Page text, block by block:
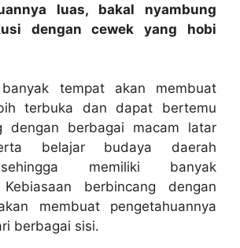
luas, bakal nyambung
dengan cewek yang hobi
banyak tempat akan membuat
terbuka dan dapat bertemu
dengan berbagai macam latar
belajar budaya daerah
memiliki banyak
Kebiasaan berbincang dengan
membuat pengetahuannya
berbagai sisi.